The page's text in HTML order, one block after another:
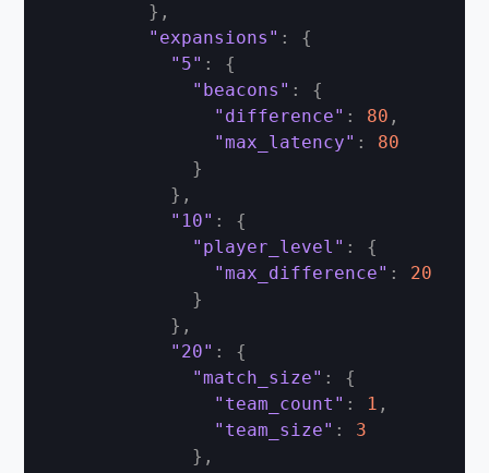
} ,
"expansions" :
{
"5" :
{
"beacons" :
{
"difference" : 80 ,
"max_latency" :
80
}
} ,
"10" :
{
"player_level" :
{
"max_difference" :
20
}
} ,
"20" :
{
"match_size" :
{
"team_count" : 1 ,
"team_size" :
3
} ,